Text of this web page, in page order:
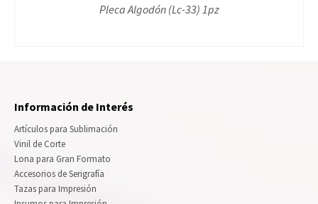
Pleca Algodón (Lc-33) 1pz
Información de Interés
Artículos para Sublimación
Vinil de Corte
Lona para Gran Formato
Accesorios de Serigrafía
Tazas para Impresión